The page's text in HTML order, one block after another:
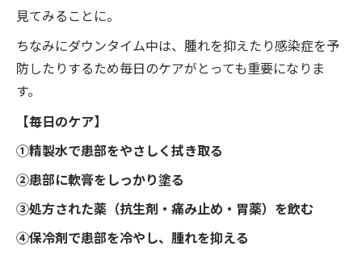
見てみることに。
ちなみにダウンタイム中は、腫れを抑えたり感染症を予
防したりするため毎日のケアがとっても重要になりま
す。
【毎日のケア】
①精製水で患部をやさしく拭き取る
②患部に軟膏をしっかり塗る
③処方された薬（抗生剤・痛み止め・胃薬）を飲む
④保冷剤で患部を冷やし、腫れを抑える